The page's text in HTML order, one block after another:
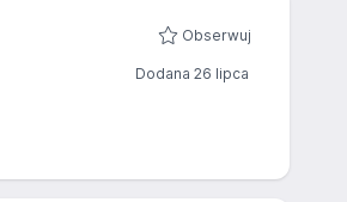
Obserwuj
Dodana 26 lipca